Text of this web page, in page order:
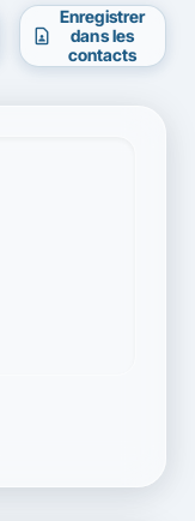
contact_page
Enregistrer
dans les
contacts